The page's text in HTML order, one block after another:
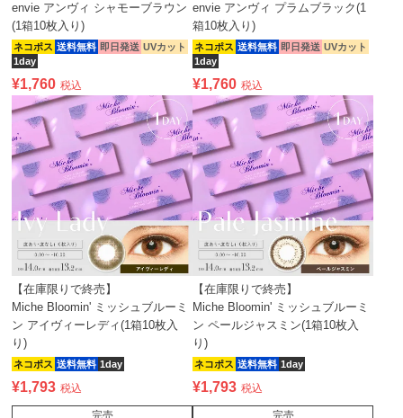
envie アンヴィ シャモーブラウン
(1箱10枚入り)
ネコポス 送料無料 即日発送 UVカット
1day
¥1,760 税込
envie アンヴィ プラムブラック(1
箱10枚入り)
ネコポス 送料無料 即日発送 UVカット
1day
¥1,760 税込
【在庫限りで終売】
Miche Bloomin' ミッシュブルーミ
ン アイヴィーレディ(1箱10枚入
り)
ネコポス 送料無料 1day
¥1,793 税込
【在庫限りで終売】
Miche Bloomin' ミッシュブルーミ
ン ペールジャスミン(1箱10枚入
り)
ネコポス 送料無料 1day
¥1,793 税込